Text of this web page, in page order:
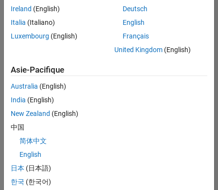
été
traduites.
Effectuez
lieu
pour
l’ensemble
des
opportunités
votre
région.
Senior Software Quality Engineer
Senior
Ireland (English)
Italia (Italiano)
Luxembourg (English)
Deutsch
English
Français
United Kingdom(English)
Asie-Pacifique
Australia (English)
India (English)
New Zealand (English)
中国
简体中文
English
日本 (日本語)
한국 (한국어)